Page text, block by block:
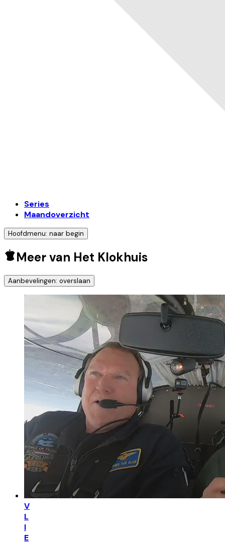
Series
Maandoverzicht
Hoofdmenu: naar begin
Meer van Het Klokhuis
Aanbevelingen: overslaan
V
L
I
E